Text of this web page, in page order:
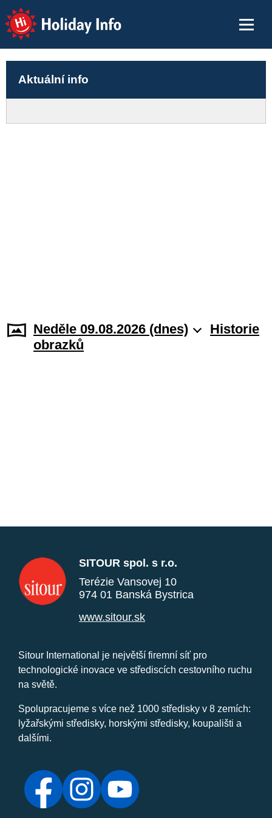
Holiday Info
Aktuální info
Neděle 09.08.2026 (dnes)
Historie
obrazků
SITOUR spol. s r.o.
Terézie Vansovej 10
974 01 Banská Bystrica
www.sitour.sk
Sitour International je největší firemní síť pro
technologické inovace ve střediscích cestovního ruchu
na světě.
Spolupracujeme s více než 1000 středisky v 8 zemích:
lyžařskými středisky, horskými středisky, koupališti a
dalšími.